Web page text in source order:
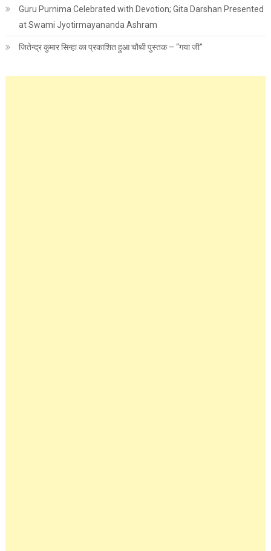
Guru Purnima Celebrated with Devotion; Gita Darshan Presented
at Swami Jyotirmayananda Ashram
जितेन्द्र कुमार सिन्हा का प्रकाशित हुआ चौथी पुस्तक – “गया जी”